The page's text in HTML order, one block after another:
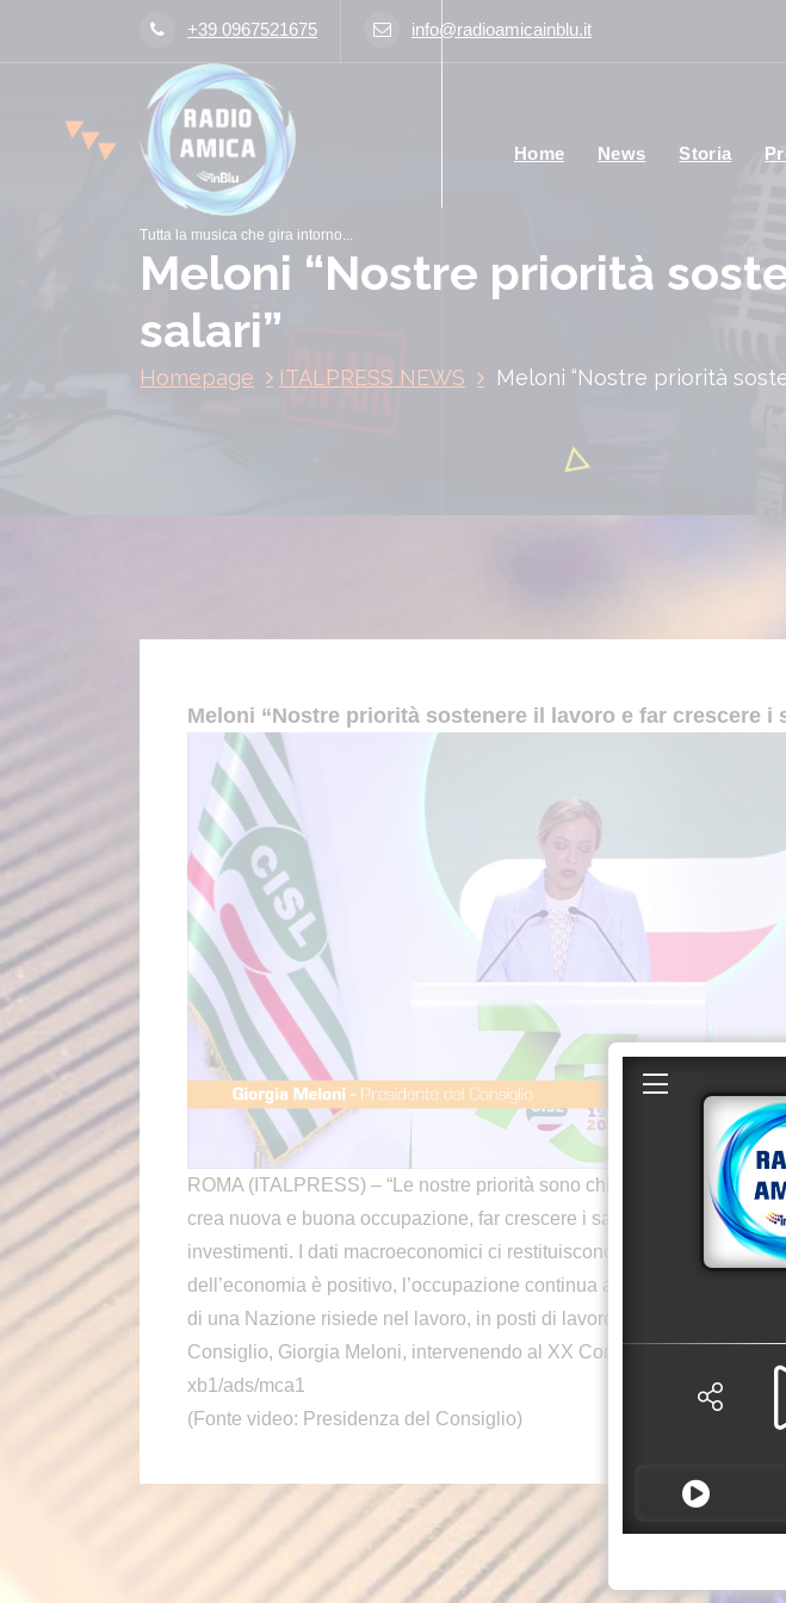
+39 0967521675 info@radioamicainblu.it
Tutta la musica che gira intorno...
Home News Storia
Meloni “Nostre priorità
salari”
Homepage ITALPRESS NEWS Meloni “Nostre priorità
Meloni “Nostre priorità sostenere il lavoro e far crescere i
ROMA (ITALPRESS) – “Le nostre priorità sono chiare: sostenere il
crea nuova e buona occupazione, far crescere i salari, creare un
investimenti. I dati macroeconomici ci restituiscono un quadro
dell’economia è positivo, l’occupazione continua a registrare dati
di una Nazione risiede nel lavoro, in posti di lavoro di qualità”. Così il
Consiglio, Giorgia Meloni, intervenendo al XX Congresso confederale
xb1/ads/mca1
(Fonte video: Presidenza del Consiglio)